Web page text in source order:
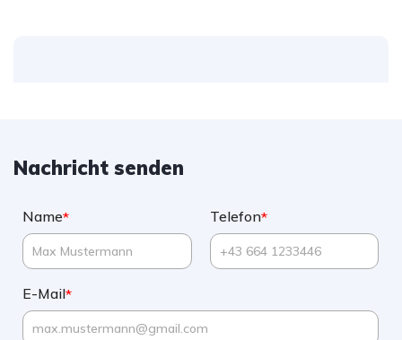
Nachricht senden
Name* Telefon*
E-Mail*